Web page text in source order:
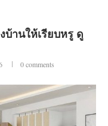
านให้เรียบหรู ดู
0 comments